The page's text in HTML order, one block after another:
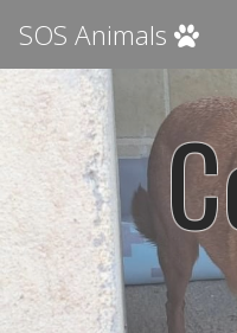
SOS Animals